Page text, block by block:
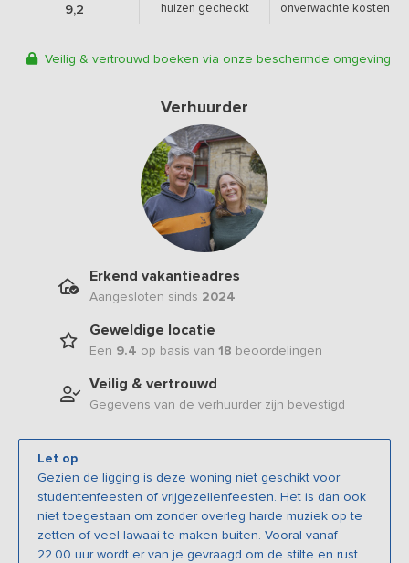
9,2
huizen gecheckt
onverwachte kosten
Veilig & vertrouwd boeken via onze beschermde omgeving
Verhuurder
Erkend vakantieadres
Aangesloten sinds 2024
Geweldige locatie
Een 9.4 op basis van 18 beoordelingen
Veilig & vertrouwd
Gegevens van de verhuurder zijn bevestigd
Let op
Gezien de ligging is deze woning niet geschikt voor
studentenfeesten of vrijgezellenfeesten. Het is dan ook
niet toegestaan om zonder overleg harde muziek op te
zetten of veel lawaai te maken buiten. Vooral vanaf
22.00 uur wordt er van je gevraagd om de stilte en rust